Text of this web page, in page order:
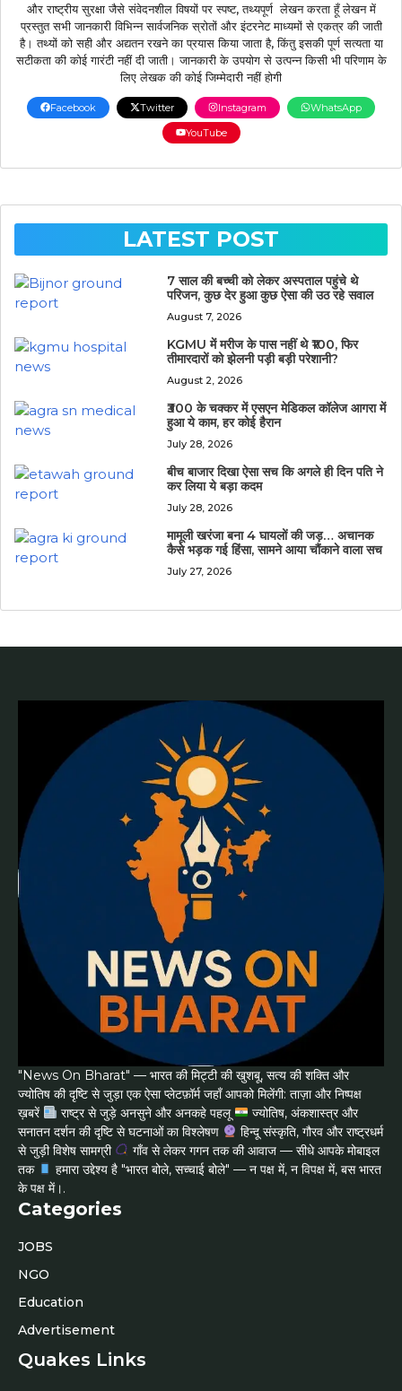
और राष्ट्रीय सुरक्षा जैसे संवेदनशील विषयों पर स्पष्ट, तथ्यपूर्ण लेखन करता हूँ लेखन में
प्रस्तुत सभी जानकारी विभिन्न सार्वजनिक स्रोतों और इंटरनेट माध्यमों से एकत्र की जाती
है। तथ्यों को सही और अद्यतन रखने का प्रयास किया जाता है, किंतु इसकी पूर्ण सत्यता या
सटीकता की कोई गारंटी नहीं दी जाती। जानकारी के उपयोग से उत्पन्न किसी भी परिणाम के
लिए लेखक की कोई जिम्मेदारी नहीं होगी
Facebook Twitter Instagram
WhatsApp
YouTube
LATEST POST
7 साल की बच्ची को लेकर अस्पताल पहुंचे थे
परिजन, कुछ देर हुआ कुछ ऐसा की उठ रहे सवाल
August 7, 2026
KGMU में मरीज के पास नहीं थे ₹100, फिर
तीमारदारों को झेलनी पड़ी बड़ी परेशानी?
August 2, 2026
₹300 के चक्कर में एसएन मेडिकल कॉलेज आगरा में
हुआ ये काम, हर कोई हैरान
July 28, 2026
बीच बाजार दिखा ऐसा सच कि अगले ही दिन पति ने
कर लिया ये बड़ा कदम
July 28, 2026
मामूली खरंजा बना 4 घायलों की जड़… अचानक
कैसे भड़क गई हिंसा, सामने आया चौंकाने वाला सच
July 27, 2026
"News On Bharat" — भारत की मिट्टी की खुशबू, सत्य की शक्ति और
ज्योतिष की दृष्टि से जुड़ा एक ऐसा प्लेटफ़ॉर्म जहाँ आपको मिलेंगी: ताज़ा और निष्पक्ष
ख़बरें
राष्ट्र से जुड़े अनसुने और अनकहे पहलू
ज्योतिष, अंकशास्त्र और
सनातन दर्शन की दृष्टि से घटनाओं का विश्लेषण
हिन्दू संस्कृति, गौरव और राष्ट्रधर्म
से जुड़ी विशेष सामग्री
गाँव से लेकर गगन तक की आवाज — सीधे आपके मोबाइल
तक
हमारा उद्देश्य है "भारत बोले, सच्चाई बोले" — न पक्ष में, न विपक्ष में, बस भारत
के पक्ष में।.
Categories
JOBS
NGO
Education
Advertisement
Quakes Links